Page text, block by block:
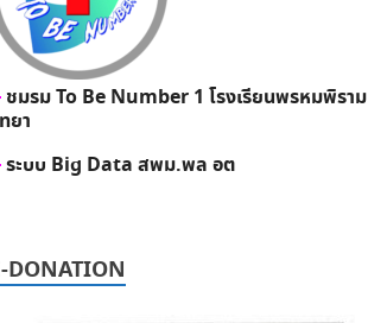
ชมรม To Be Number 1 โรงเรียนพรหมพิราม
ยา
ระบบ Big Data สพม.พล อต
DONATION